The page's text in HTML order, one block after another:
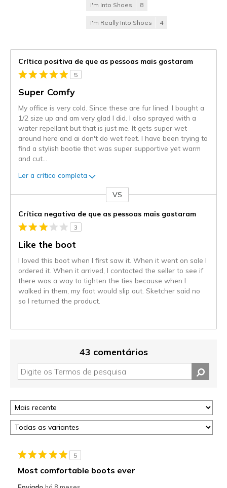
I'm Into Shoes 8
I'm Really Into Shoes 4
Crítica positiva de que as pessoas mais gostaram
5
Super Comfy
My office is very cold. Since these are fur lined, I bought a
1/2 size up and am very glad I did. I also sprayed with a
water repellant but that is just me. It gets super wet
around here and ai don't do wet feet. I have been trying to
find a stylish bootie that was super supportive yet warm
and cut
Ler a crítica completa
VS
Crítica negativa de que as pessoas mais gostaram
3
Like the boot
I loved this boot when I first saw it. When it went on sale I
ordered it. When it arrived, I contacted the seller to see if
there was a way to tighten the ties because when I
walked in them, my foot would slip out. Sketcher said no
so I returned the product.
43 comentários
5
Most comfortable boots ever